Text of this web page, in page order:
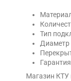
Тип
Диаметр
Магазин КТУ